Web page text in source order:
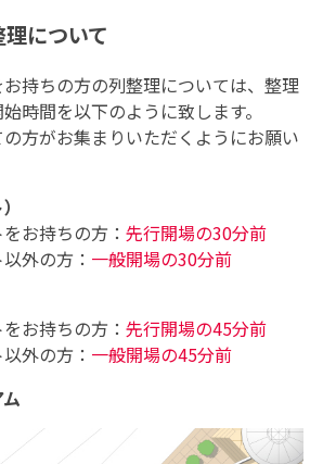
について
持ちの方の列整理については、整理
時間を以下のように致します。
方がお集まりいただくようにお願い
お持ちの方： 先行開場の30分前
外の方： 一般開場の30分前
お持ちの方： 先行開場の45分前
外の方： 一般開場の45分前